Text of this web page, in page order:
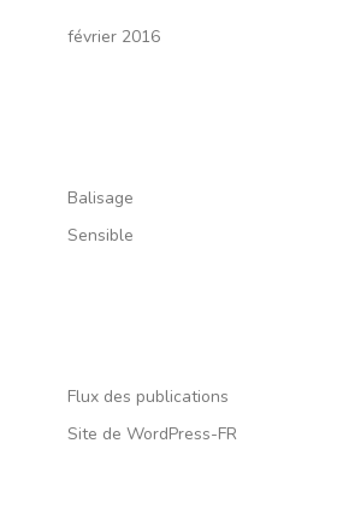
février 2016
Balisage
Sensible
Flux des publications
Site de WordPress-FR